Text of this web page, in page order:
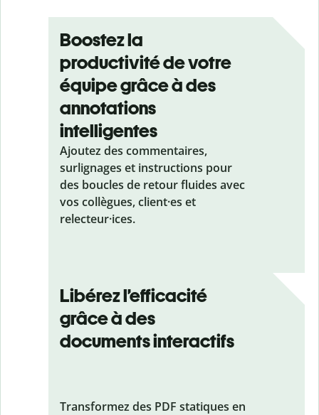
Boostez la
productivité de votre
équipe grâce à des
annotations
intelligentes
Ajoutez des commentaires,
surlignages et instructions pour
des boucles de retour fluides avec
vos collègues, client·es et
relecteur·ices.
Libérez l’efficacité
grâce à des
documents interactifs
Transformez des PDF statiques en